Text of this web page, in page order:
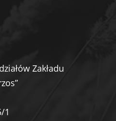
Zakładu
1